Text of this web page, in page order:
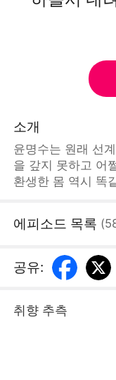
소개
윤명수는 원래 선
을 갚지 못하고 어
환생한 몸 역시 똑
다. 윤명수는 환생
은 바로 돈을 벌어
증을 치료하는 거
에피소드 목록 (
공유:
취향 추측